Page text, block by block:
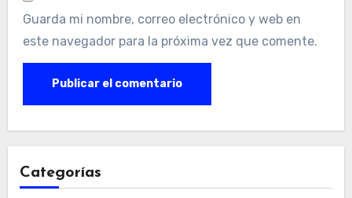
Guarda mi nombre, correo electrónico y web en
este navegador para la próxima vez que comente.
Categorías